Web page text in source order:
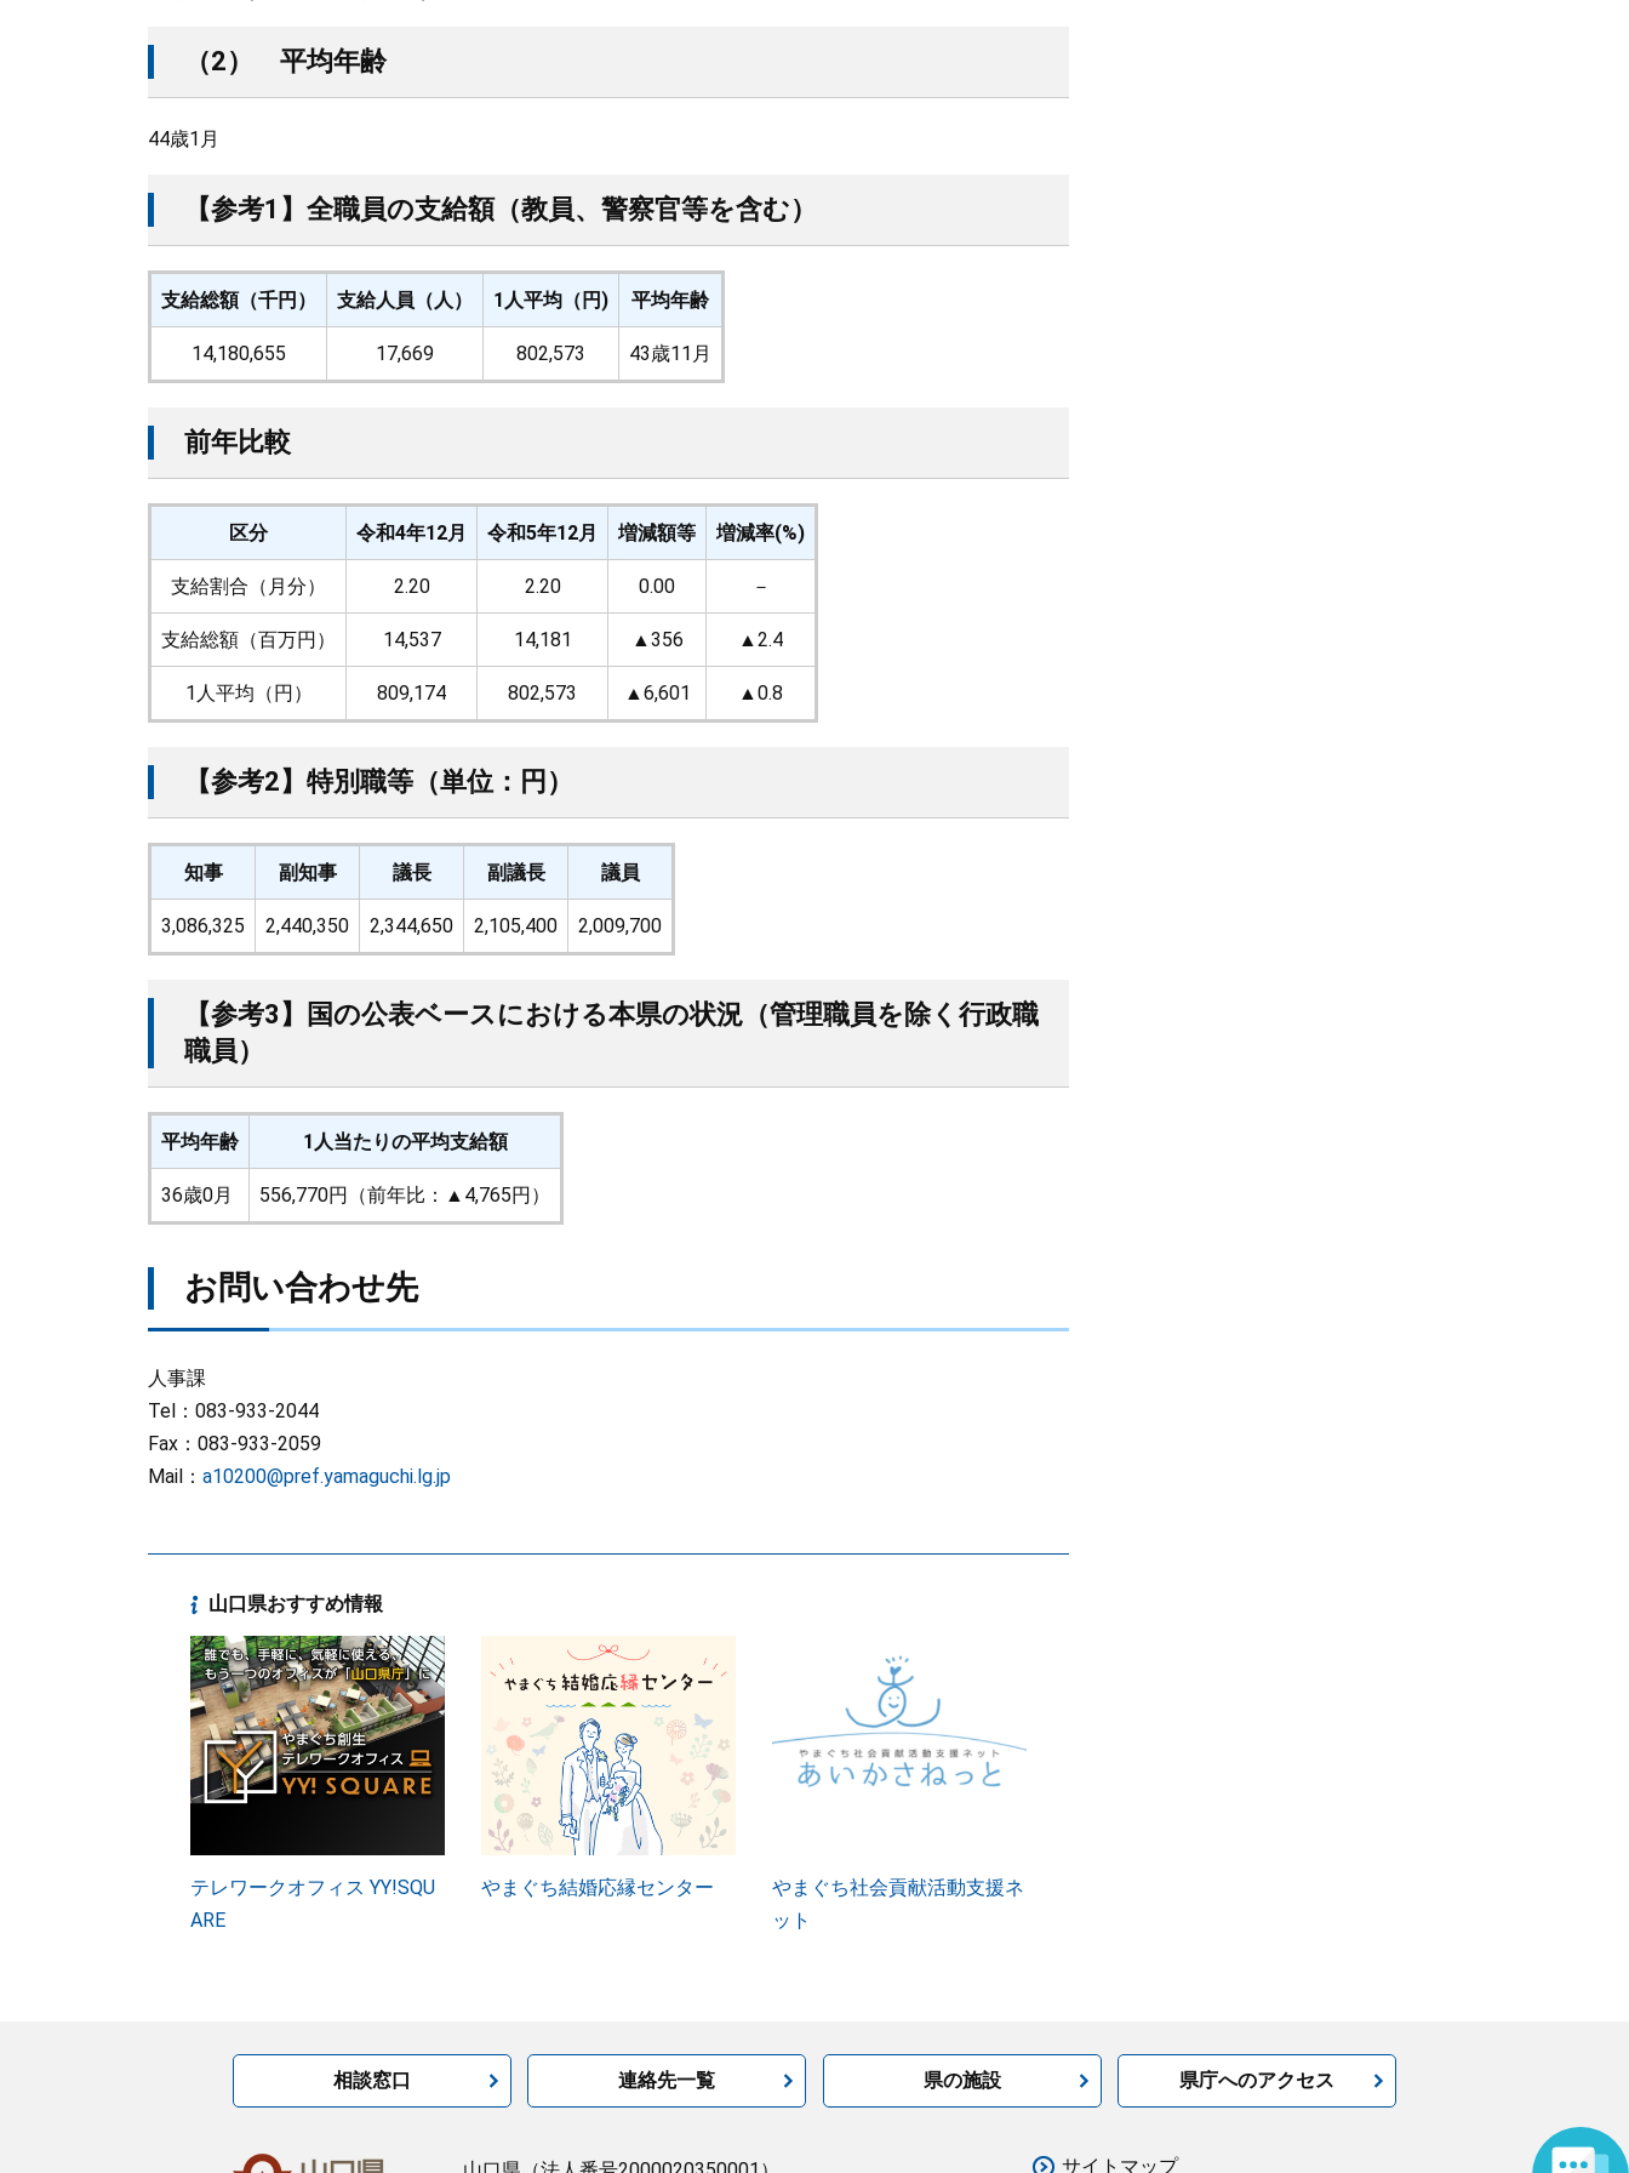
（2） 平均年齢
44歳1月
【参考1】全職員の支給額（教員、警察官等を含む）
支給総額（千円） 支給人員（人） 1人平均（円) 平均年齢
14,180,655 17,669 802,573 43歳11月
前年比較
区分 令和4年12月 令和5年12月 増減額等 増減率(%)
支給割合（月分） 2.20 2.20 0.00 －
支給総額（百万円） 14,537 14,181 ▲356 ▲2.4
1人平均（円） 809,174 802,573 ▲6,601 ▲0.8
【参考2】特別職等（単位：円）
知事 副知事 議長 副議長 議員
3,086,325 2,440,350 2,344,650 2,105,400 2,009,700
【参考3】国の公表ベースにおける本県の状況（管理職員を除く行政職
職員）
平均年齢 1人当たりの平均支給額
36歳0月 556,770円（前年比：▲4,765円）
お問い合わせ先
人事課
Tel：083-933-2044
Fax：083-933-2059
Mail： a10200@pref.yamaguchi.lg.jp
山口県おすすめ情報
テレワークオフィス YY!SQU
ARE
やまぐち結婚応縁センター
やまぐち社会貢献活動支援ネ
ット
相談窓口 連絡先一覧 県の施設 県庁へのアクセス
サイトマップ